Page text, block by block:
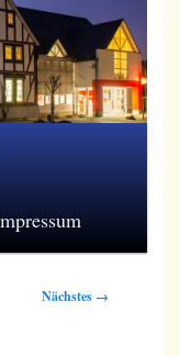
e.V.
Nächstes →